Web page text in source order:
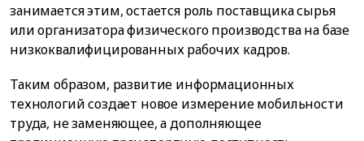
занимается этим, остается роль поставщика сырья
или организатора физического производства на базе
низкоквалифицированных рабочих кадров.
Таким образом, развитие информационных
технологий создает новое измерение мобильности
труда, не заменяющее, а дополняющее